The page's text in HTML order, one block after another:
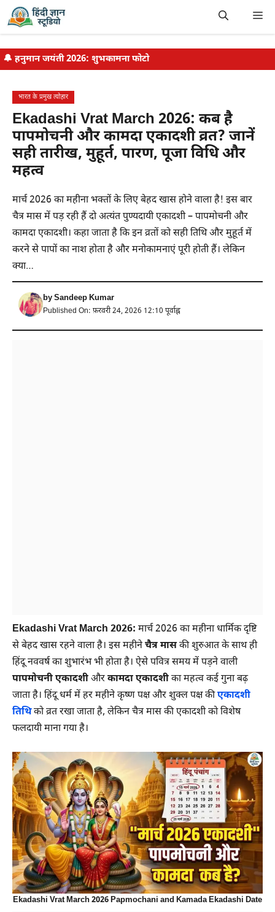
Skip
🔔 हनुमान जयंती 2026: शुभकामना फोटो
भारत के प्रमुख त्योहार
Ekadashi Vrat March 2026: कब है
पापमोचनी और कामदा एकादशी व्रत? जानें
सही तारीख, मुहूर्त, पारण, पूजा विधि और
महत्व
मार्च 2026 का महीना भक्तों के लिए बेहद खास होने वाला है! इस बार
चैत्र मास में पड़ रही हैं दो अत्यंत पुण्यदायी एकादशी – पापमोचनी और
कामदा एकादशी। कहा जाता है कि इन व्रतों को सही तिथि और मुहूर्त में
करने से पापों का नाश होता है और मनोकामनाएं पूरी होती हैं। लेकिन
क्या…
bySandeep Kumar
Published On: फ़रवरी 24, 2026 12:10 पूर्वाह्न
Ekadashi Vrat March 2026: मार्च 2026 का महीना धार्मिक दृष्टि
से बेहद खास रहने वाला है। इस महीनेचैत्र मासकी शुरुआत के साथ ही
हिंदू नववर्ष का शुभारंभ भी होता है। ऐसे पवित्र समय में पड़ने वाली
पापमोचनी एकादशीऔरकामदा एकादशीका महत्व कई गुना बढ़
जाता है। हिंदू धर्म में हर महीने कृष्ण पक्ष और शुक्ल पक्ष कीएकादशी
तिथिको व्रत रखा जाता है, लेकिन चैत्र मास की एकादशी को विशेष
फलदायी माना गया है।
Ekadashi Vrat March 2026 Papmochani and Kamada Ekadashi Date